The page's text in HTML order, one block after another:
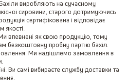
виробляють на сучасному
сировини, старого дотримуючись
сертифікована і відповідає
якості.
впевнені як свою продукцію, тому
безкоштовну пробну партію бахіл.
Ми надішлемо замовлення в
Ви самі вибираєте службу доставки та